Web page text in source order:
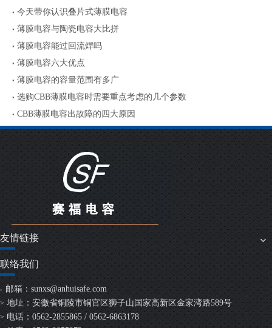
今天带你认识叠片式薄膜电容
薄膜电容与陶瓷电容大比拼
薄膜电容能过回流焊吗
薄膜电容六大优点
薄膜电容的容量范围有多广
选购CBB薄膜电容时需要重点考虑的几个参数
CBB薄膜电容出故障的四大原因
友情链接
联络我们
> 邮箱： sunxs@anhuisafe.com
> 地址：安徽省铜陵市铜官区狮子山国家高新区金家湾路589号
> 电话：0562-2855865 / 0562-6863178